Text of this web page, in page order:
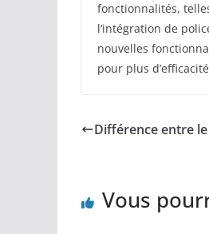
fonctionnalités,
l’intégration de
nouvelles
pour plus
Différence entre
Vous